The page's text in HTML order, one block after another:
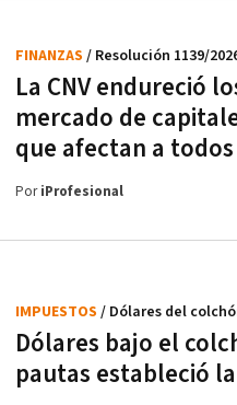
La CNV endureció
mercado de
que afectan a todos
FINANZAS / Resolución 1139/
PoriProfesional
Dólares bajo el
pautas estableció la
IMPUESTOS / Dólares del